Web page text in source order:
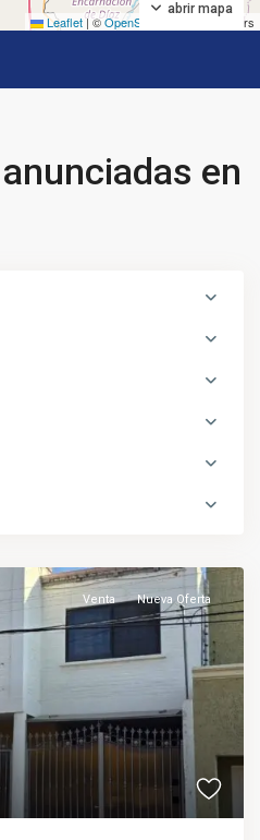
Leaflet|©OpenStreetMap contributors
abrir mapa
en
Venta Nueva Oferta